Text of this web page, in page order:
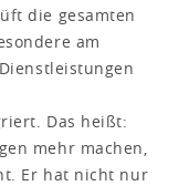
die gesamten
am
Das heißt:
mehr machen,
Er hat nicht nur